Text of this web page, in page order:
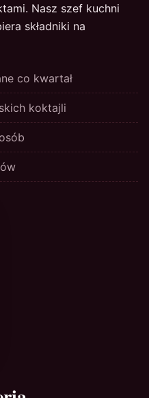
Nasz szef kuchni
składniki na
co kwartał
koktajli